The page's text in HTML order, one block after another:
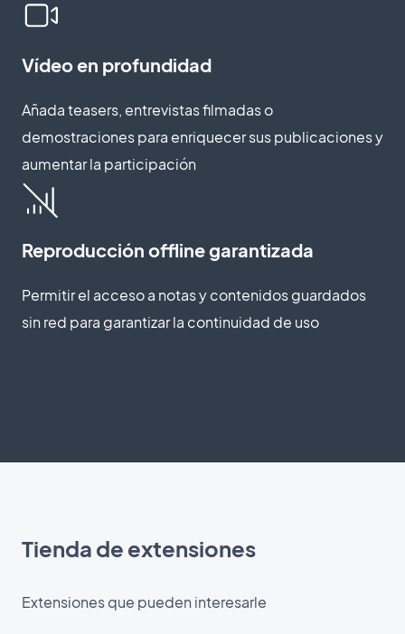
Vídeo en profundidad
Añada teasers, entrevistas filmadas o
demostraciones para enriquecer sus publicaciones y
aumentar la participación
Reproducción offline garantizada
Permitir el acceso a notas y contenidos guardados
sin red para garantizar la continuidad de uso
Tienda de extensiones
Extensiones que pueden interesarle